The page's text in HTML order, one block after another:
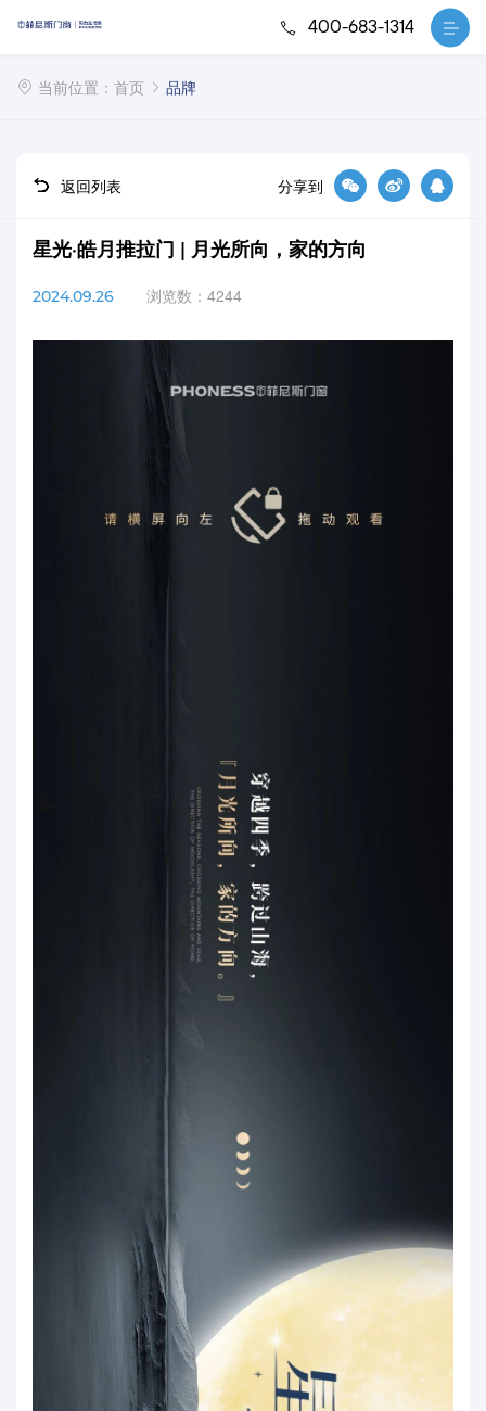
400-683-1314
当前位置： 首页 品牌
返回列表 分享到
星光·皓月推拉门 | 月光所向，家的方向
2024.09.26 浏览数：4244